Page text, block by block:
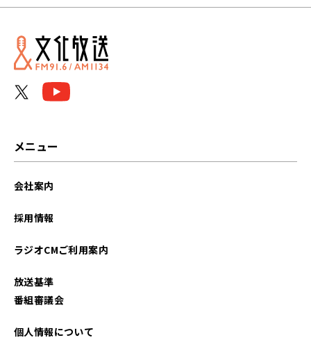
メニュー
会社案内
採用情報
ラジオCMご利用案内
放送基準
番組審議会
個人情報について